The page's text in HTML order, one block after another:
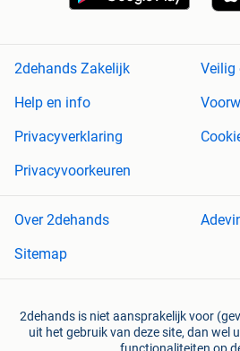
2dehands Zakelijk
Veilig
Help en info
Privacyverklaring
Privacyvoorkeuren
Over 2dehands
Sitemap
2dehands is niet aansprakelijk voor
uit het gebruik van deze site, dan wel